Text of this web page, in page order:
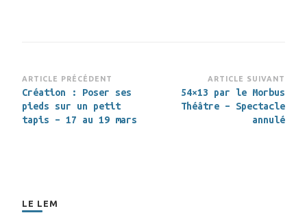
Navigation
d’article
ARTICLE PRÉCÉDENT
Création : Poser ses
pieds sur un petit
tapis – 17 au 19 mars
ARTICLE SUIVANT
54×13 par le Morbus
Théâtre – Spectacle
annulé
LE LEM